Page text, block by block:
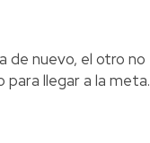
de nuevo, el otro no
llegar a la meta.